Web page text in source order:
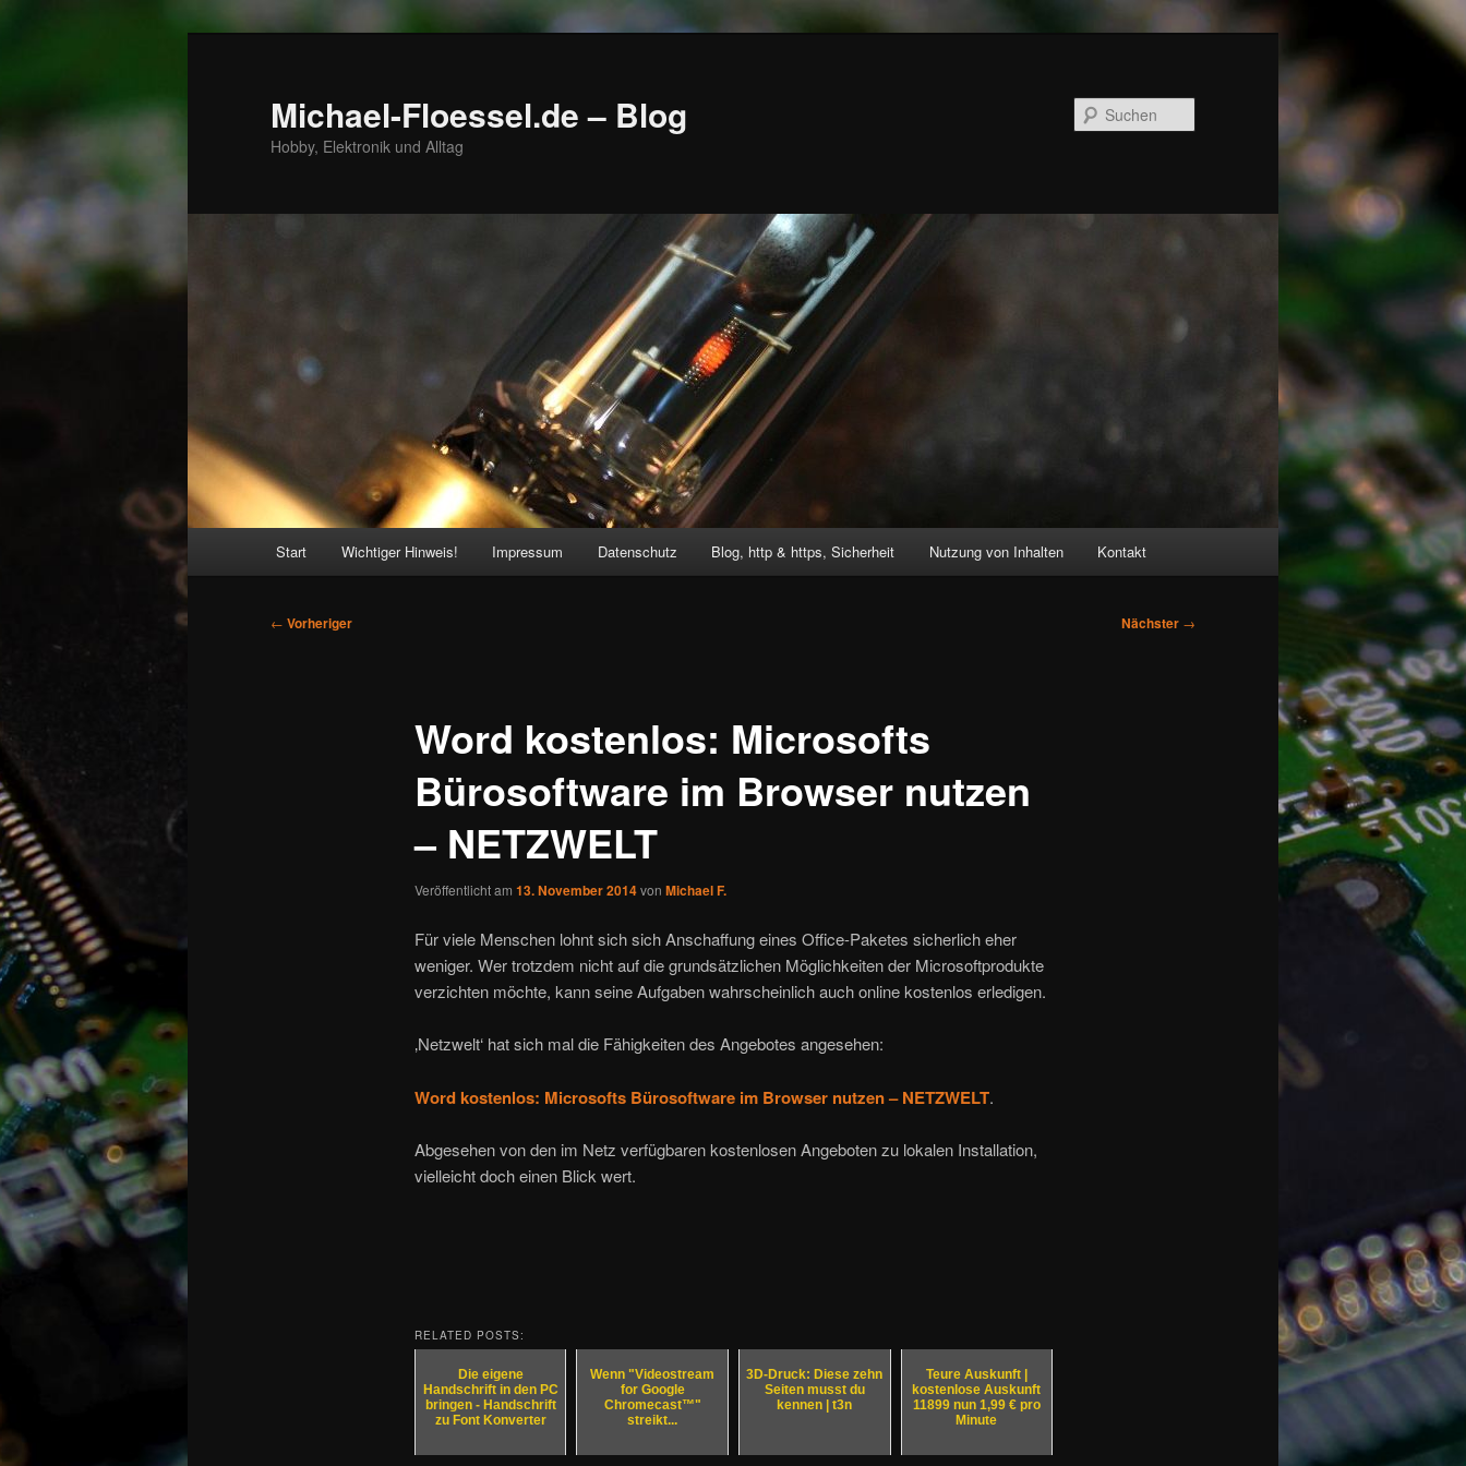
Michael-Floessel.de – Blog
Hobby, Elektronik und Alltag
Start Wichtiger Hinweis! Impressum Datenschutz Blog, http & https, Sicherheit Nutzung von Inhalten Kontakt
Beitragsnavigation
← Vorheriger Nächster →
Word kostenlos: Microsofts
Bürosoftware im Browser nutzen
– NETZWELT
Veröffentlicht am 13. November 2014von Michael F.
Für viele Menschen lohnt sich sich Anschaffung eines Office-Paketes sicherlich eher
weniger. Wer trotzdem nicht auf die grundsätzlichen Möglichkeiten der Microsoftprodukte
verzichten möchte, kann seine Aufgaben wahrscheinlich auch online kostenlos erledigen.
‚Netzwelt‘ hat sich mal die Fähigkeiten des Angebotes angesehen:
Word kostenlos: Microsofts Bürosoftware im Browser nutzen – NETZWELT.
Abgesehen von den im Netz verfügbaren kostenlosen Angeboten zu lokalen Installation,
vielleicht doch einen Blick wert.
RELATED POSTS:
Die eigene
Handschrift in den PC
bringen - Handschrift
zu Font Konverter
Wenn "Videostream
for Google
Chromecast™"
streikt...
3D-Druck: Diese zehn
Seiten musst du
kennen | t3n
Teure Auskunft |
kostenlose Auskunft
11899 nun 1,99 € pro
Minute